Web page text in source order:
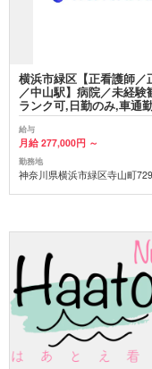
横浜市緑区【正看護師／
／中山駅】病院／未経験
ランク可,日勤のみ,車通
給与
月給 277,000円 ～
勤務地
神奈川県横浜市緑区寺山町729